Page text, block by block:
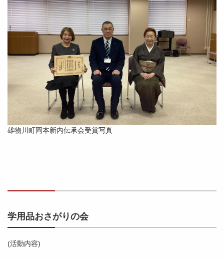
雄物川町岡本新内伝承会受賞写真
学用品おさがりの会
(活動内容)